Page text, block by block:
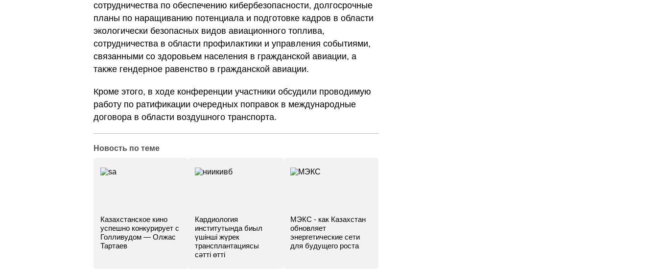
сотрудничества по обеспечению кибербезопасности, долгосрочные
планы по наращиванию потенциала и подготовке кадров в области
экологически безопасных видов авиационного топлива,
сотрудничества в области профилактики и управления событиями,
связанными со здоровьем населения в гражданской авиации, а
также гендерное равенство в гражданской авиации.
Кроме этого, в ходе конференции участники обсудили проводимую
работу по ратификации очередных поправок в международные
договора в области воздушного транспорта.
Новость по теме
Казахстанское кино
успешно конкурирует с
Голливудом — Олжас
Тартаев
Кардиология
институтында биыл
үшінші жүрек
трансплантациясы
сәтті өтті
МЭКС - как Казахстан
обновляет
энергетические сети
для будущего роста